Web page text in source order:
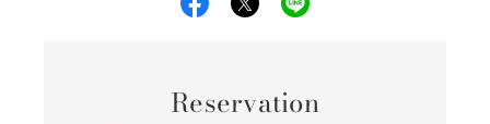
Reservation